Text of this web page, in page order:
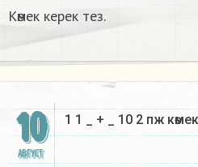
Көмек керек тез. ​
10
АВГУСТ
1 1 _ + _ 10 2 пж